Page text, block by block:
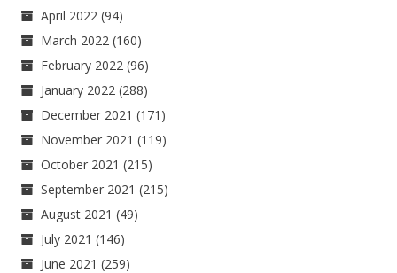
April 2022 (94)
March 2022 (160)
February 2022 (96)
January 2022 (288)
December 2021 (171)
November 2021 (119)
October 2021 (215)
September 2021 (215)
August 2021 (49)
July 2021 (146)
June 2021 (259)